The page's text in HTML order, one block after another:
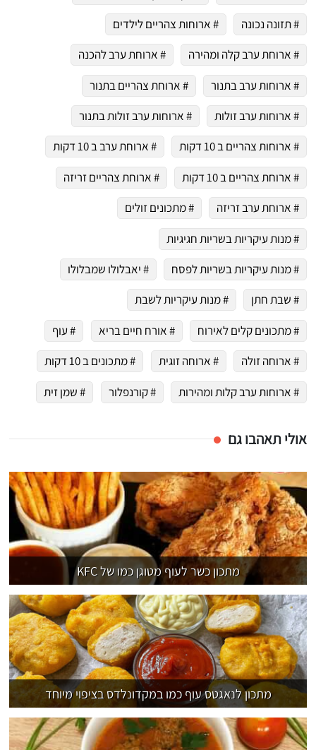
# תזונה נכונה
# ארוחות צהריים לילדים
# ארוחת ערב קלה ומהירה
# ארוחת ערב להכנה
# ארוחות ערב בתנור
# ארוחת צהריים בתנור
# ארוחות ערב זולות
# ארוחות ערב זולות בתנור
# ארוחות צהריים ב 10 דקות
# ארוחת ערב ב 10 דקות
# ארוחת צהריים ב 10 דקות
# ארוחת צהריים זריזה
# ארוחת ערב זריזה
# מתכונים זולים
# מנות עיקריות בשריות חגיגיות
# מנות עיקריות בשריות לפסח
# יאבלולו שמבלולו
# שבת חתן
# מנות עיקריות לשבת
# מתכונים קלים לאירוח
# אורח חיים בריא
# עוף
# ארוחה זולה
# ארוחה זוגית
# מתכונים ב 10 דקות
# ארוחות ערב קלות ומהירות
# קורנפלור # שמן זית
אולי תאהבו גם
מתכון כשר לעוף מטוגן כמו של KFC
מתכון לנאגטס עוף כמו במקדונלדס בציפוי מיוחד